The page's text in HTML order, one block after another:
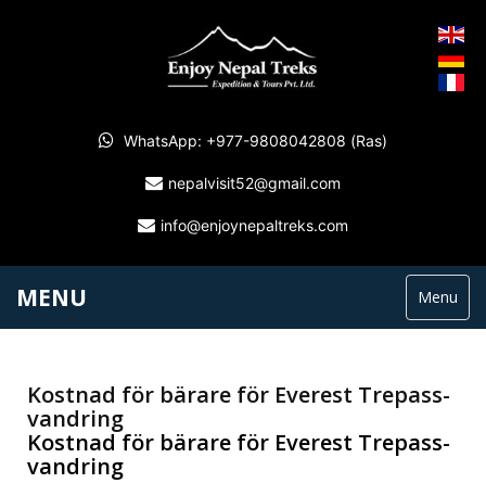
WhatsApp: +977-9808042808 (Ras)
nepalvisit52@gmail.com
info@enjoynepaltreks.com
MENU Menu
Kostnad för bärare för Everest Trepass-
vandring
Kostnad för bärare för Everest Trepass-
vandring